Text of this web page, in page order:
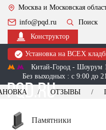
Москва и Московская
info@pqd.ru
Поиск
Конструктор
Установка на ВСЕХ
Китай-Город - Шоурум
Без выходных : с 9:00 до
+7 (495) 518-44-23
ОТЗЫВЫ
Памятники